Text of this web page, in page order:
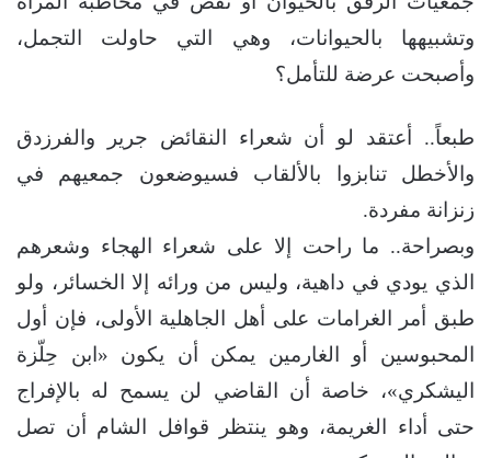
وتشبيهها بالحيوانات، وهي التي حاولت التجمل،
وأصبحت عرضة للتأمل؟
طبعاً.. أعتقد لو أن شعراء النقائض جرير والفرزدق
والأخطل تنابزوا بالألقاب فسيوضعون جمعيهم في
زنزانة مفردة.
وبصراحة.. ما راحت إلا على شعراء الهجاء وشعرهم
الذي يودي في داهية، وليس من ورائه إلا الخسائر، ولو
طبق أمر الغرامات على أهل الجاهلية الأولى، فإن أول
المحبوسين أو الغارمين يمكن أن يكون «ابن حِلّزة
اليشكري»، خاصة أن القاضي لن يسمح له بالإفراج
حتى أداء الغريمة، وهو ينتظر قوافل الشام أن تصل